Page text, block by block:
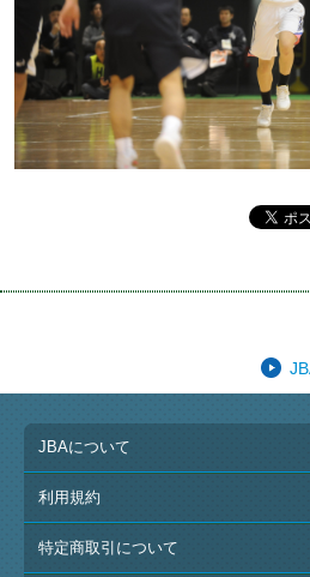
JBAについて
利用規約
特定商取引について